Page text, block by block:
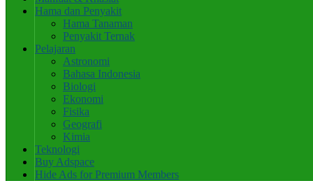
Hama dan Penyakit
Hama Tanaman
Penyakit Ternak
Pelajaran
Astronomi
Bahasa Indonesia
Biologi
Ekonomi
Fisika
Geografi
Kimia
Teknologi
Buy Adspace
Hide Ads for Premium Members